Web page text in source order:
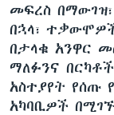
መፍረስ
በኋላ፣
በታላቁ አንዋር
ማለፉንና
አስተያየት የሰጡ
አካባቢዎች